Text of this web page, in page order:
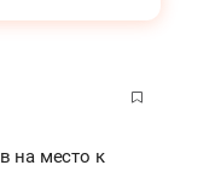
на место к